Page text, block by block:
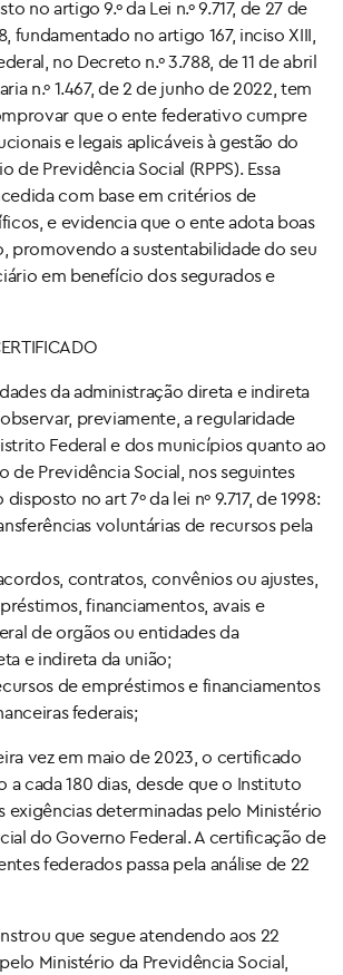
no artigo 9.º da Lei n.º 9.717, de 27 de
fundamentado no artigo 167, inciso XIII,
no Decreto n.º 3.788, de 11 de abril
n.º 1.467, de 2 de junho de 2022, tem
que o ente federativo cumpre
e legais aplicáveis à gestão do
de Previdência Social (RPPS). Essa
com base em critérios de
e evidencia que o ente adota boas
promovendo a sustentabilidade do seu
em benefício dos segurados e
da administração direta e indireta
previamente, a regularidade
Federal e dos municípios quanto ao
de Previdência Social, nos seguintes
no art 7º da lei nº 9.717, de 1998:
voluntárias de recursos pela
contratos, convênios ou ajustes,
financiamentos, avais e
de orgãos ou entidades da
e indireta da união;
de empréstimos e financiamentos
federais;
vez em maio de 2023, o certificado
a cada 180 dias, desde que o Instituto
exigências determinadas pelo Ministério
do Governo Federal. A certificação de
federados passa pela análise de 22
que segue atendendo aos 22
Ministério da Previdência Social,